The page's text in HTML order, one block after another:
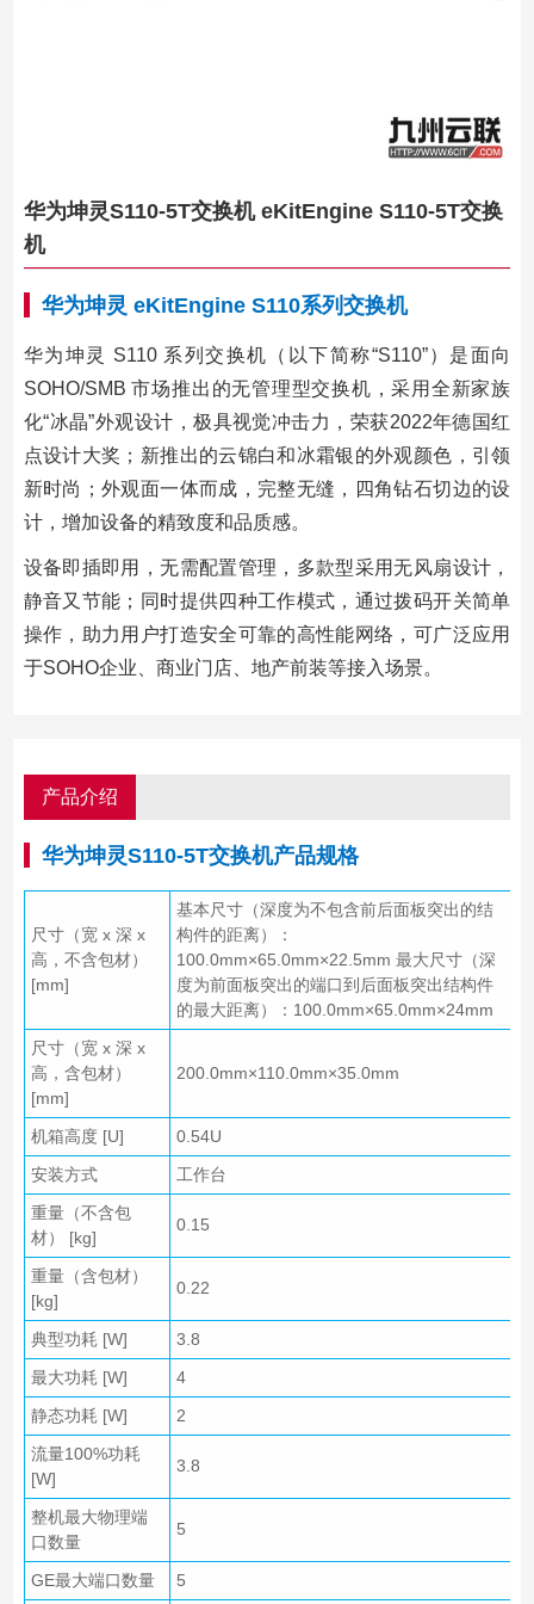
华为坤灵S110-5T交换机 eKitEngine S110-5T交换
机
华为坤灵 eKitEngineS110系列交换机
华为坤灵 S110 系列交换机（以下简称“S110”）是面向
SOHO/SMB 市场推出的无管理型交换机，采用全新家族
化“冰晶”外观设计，极具视觉冲击力，荣获2022年德国红
点设计大奖；新推出的云锦白和冰霜银的外观颜色，引领
新时尚；外观面一体而成，完整无缝，四角钻石切边的设
计，增加设备的精致度和品质感。
设备即插即用，无需配置管理，多款型采用无风扇设计，
静音又节能；同时提供四种工作模式，通过拨码开关简单
操作，助力用户打造安全可靠的高性能网络，可广泛应用
于SOHO企业、商业门店、地产前装等接入场景。
产品介绍
华为坤灵S110-5T交换机产品规格
尺寸（宽 x 深 x
高，不含包材）
[mm]
基本尺寸（深度为不包含前后面板突出的结
构件的距离）：
100.0mm×65.0mm×22.5mm 最大尺寸（深
度为前面板突出的端口到后面板突出结构件
的最大距离）：100.0mm×65.0mm×24mm
尺寸（宽 x 深 x
高，含包材）
[mm]
200.0mm×110.0mm×35.0mm
机箱高度 [U]
0.54U
安装方式
工作台
重量（不含包
材） [kg]
0.15
重量（含包材）
[kg]
0.22
典型功耗 [W]
3.8
最大功耗 [W]
4
静态功耗 [W]
2
流量100%功耗
[W]
3.8
整机最大物理端
口数量
5
GE最大端口数量 5